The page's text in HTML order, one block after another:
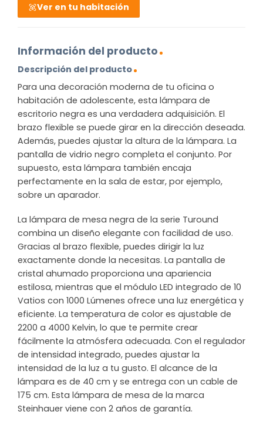
Ver en tu habitación
Información del producto
Descripción del producto
Para una decoración moderna de tu oficina o
habitación de adolescente, esta lámpara de
escritorio negra es una verdadera adquisición. El
brazo flexible se puede girar en la dirección deseada.
Además, puedes ajustar la altura de la lámpara. La
pantalla de vidrio negro completa el conjunto. Por
supuesto, esta lámpara también encaja
perfectamente en la sala de estar, por ejemplo,
sobre un aparador.
La lámpara de mesa negra de la serie Turound
combina un diseño elegante con facilidad de uso.
Gracias al brazo flexible, puedes dirigir la luz
exactamente donde la necesitas. La pantalla de
cristal ahumado proporciona una apariencia
estilosa, mientras que el módulo LED integrado de 10
Vatios con 1000 Lúmenes ofrece una luz energética y
eficiente. La temperatura de color es ajustable de
2200 a 4000 Kelvin, lo que te permite crear
fácilmente la atmósfera adecuada. Con el regulador
de intensidad integrado, puedes ajustar la
intensidad de la luz a tu gusto. El alcance de la
lámpara es de 40 cm y se entrega con un cable de
175 cm. Esta lámpara de mesa de la marca
Steinhauer viene con 2 años de garantía.